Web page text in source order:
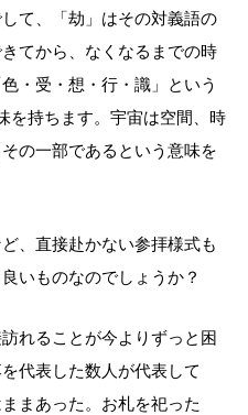
て、「劫」はその対義語の
てから、なくなるまでの時
・受・想・行・識」という
を持ちます。宇宙は空間、時
の一部であるという意味を
、直接赴かない参拝様式も
いものなのでしょうか？
れることが今よりずっと困
代表した数人が代表して
まあった。お札を祀った